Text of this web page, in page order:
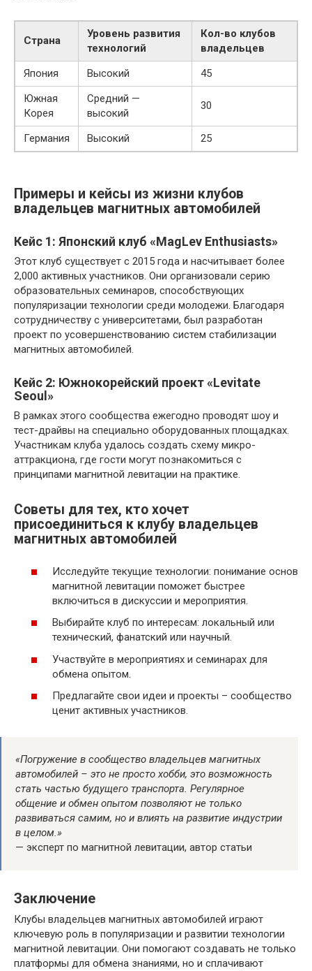
Страна
Уровень развития
технологий
Кол-во клубов
владельцев
Япония
Высокий
45
Южная
Корея
Средний —
высокий
30
Германия Высокий 25
Примеры и кейсы из жизни клубов
владельцев магнитных автомобилей
Кейс 1: Японский клуб «MagLev Enthusiasts»
Этот клуб существует с 2015 года и насчитывает более
2,000 активных участников. Они организовали серию
образовательных семинаров, способствующих
популяризации технологии среди молодежи. Благодаря
сотрудничеству с университетами, был разработан
проект по усовершенствованию систем стабилизации
магнитных автомобилей.
Кейс 2: Южнокорейский проект «Levitate
Seoul»
В рамках этого сообщества ежегодно проводят шоу и
тест-драйвы на специально оборудованных площадках.
Участникам клуба удалось создать схему микро-
аттракциона, где гости могут познакомиться с
принципами магнитной левитации на практике.
Советы для тех, кто хочет
присоединиться к клубу владельцев
магнитных автомобилей
Исследуйте текущие технологии: понимание основ
магнитной левитации поможет быстрее
включиться в дискуссии и мероприятия.
Выбирайте клуб по интересам: локальный или
технический, фанатский или научный.
Участвуйте в мероприятиях и семинарах для
обмена опытом.
Предлагайте свои идеи и проекты – сообщество
ценит активных участников.
«Погружение в сообщество владельцев магнитных
автомобилей – это не просто хобби, это возможность
стать частью будущего транспорта. Регулярное
общение и обмен опытом позволяют не только
развиваться самим, но и влиять на развитие индустрии
в целом.»
— эксперт по магнитной левитации, автор статьи
Заключение
Клубы владельцев магнитных автомобилей играют
ключевую роль в популяризации и развитии технологии
магнитной левитации. Они помогают создавать не только
платформы для обмена знаниями, но и сплачивают